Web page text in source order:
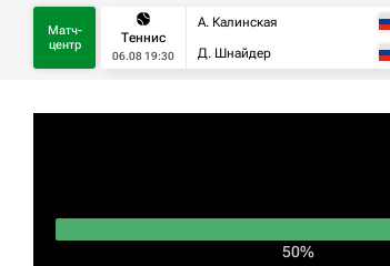
Матч-
центр
Теннис
06.08 19:30
А. Калинская
Д. Шнайдер
50%